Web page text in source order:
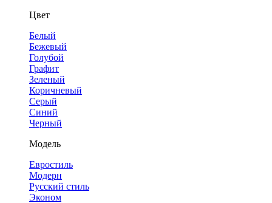
Цвет
Белый
Бежевый
Голубой
Графит
Зеленый
Коричневый
Серый
Синий
Черный
Модель
Евростиль
Модерн
Русский стиль
Эконом